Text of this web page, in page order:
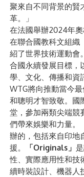
聚來自不同背景的賢
革。」
在法國舉辦2024年
在聯合國教科文組織
紹了世界技術運動會
合國永續發展目標，
學、文化、傳播和資
WTG將向推動當今
和聰明才智致敬。國
堂，參加兩類尖端競
們帶來娛樂和力量。
辦的，包括來自印地
援。
「Originals」
性、實際應用性和技
續時裝設計、機器人